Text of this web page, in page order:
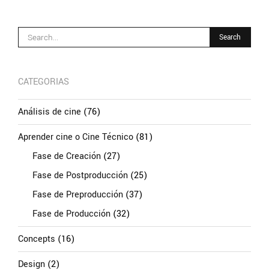
CATEGORIAS
Análisis de cine (76)
Aprender cine o Cine Técnico (81)
Fase de Creación (27)
Fase de Postproducción (25)
Fase de Preproducción (37)
Fase de Producción (32)
Concepts (16)
Design (2)